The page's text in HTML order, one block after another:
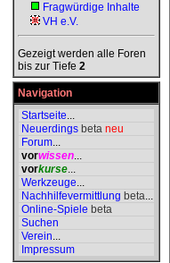
Fragwürdige Inhalte
VH e.V.
Gezeigt werden alle Foren
bis zur Tiefe 2
Navigation
Startseite...
Neuerdings beta neu
Forum...
vorwissen...
vorkurse...
Werkzeuge...
Nachhilfevermittlung beta...
Online-Spiele beta
Suchen
Verein...
Impressum